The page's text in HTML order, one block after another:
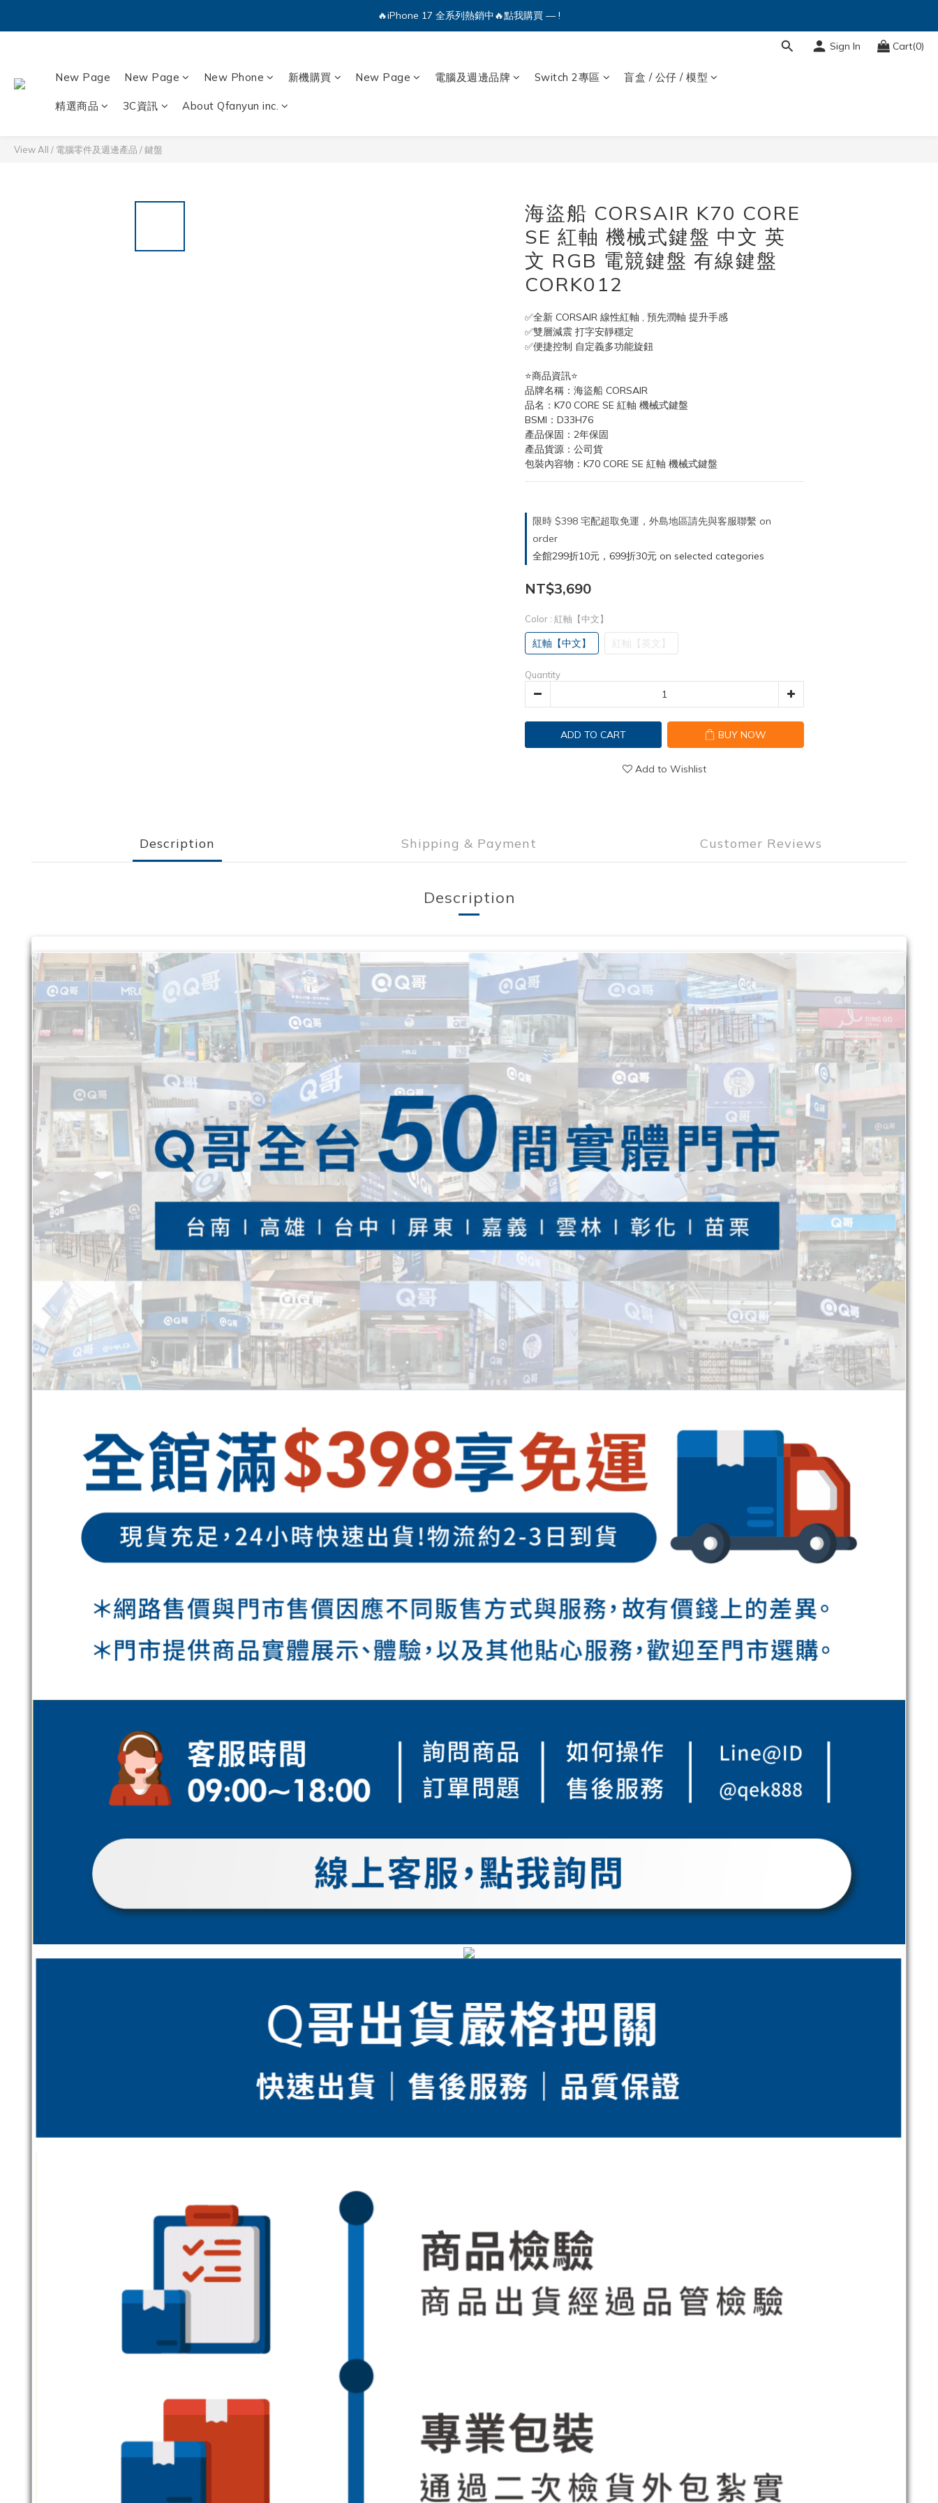
🔥iPhone 17 全系列熱銷中🔥點我購買 — !
🔥iPhone 17 全系列熱銷中🔥點我購買 — !
🔥iPhone 17 全系列熱銷中🔥點我購買 — !
Sign In Cart(0)
New Page New Page New Phone 新機購買 New Page 電腦及週邊品牌 Switch 2專區 盲盒 / 公仔 / 模型
精選商品 3C資訊 About Qfanyun inc.
View All / 電腦零件及週邊產品 /鍵盤
海盜船 CORSAIR K70 CORE
SE 紅軸 機械式鍵盤 中文 英
文 RGB 電競鍵盤 有線鍵盤
CORK012
✅全新 CORSAIR 線性紅軸 , 預先潤軸 提升手感
✅雙層減震 打字安靜穩定
✅便捷控制 自定義多功能旋鈕
⭐️商品資訊⭐️
品牌名稱：海盜船 CORSAIR
品名：K70 CORE SE 紅軸 機械式鍵盤
BSMI：D33H76
產品保固：2年保固
產品貨源：公司貨
包裝內容物：K70 CORE SE 紅軸 機械式鍵盤
限時 $398 宅配超取免運，外島地區請先與客服聯繫 on
order
全館299折10元，699折30元 on selected categories
NT$3,690
Color : 紅軸【中文】
紅軸【中文】 紅軸【英文】
Quantity
ADD TO CART BUY NOW
Add to Wishlist
Description Shipping & Payment Customer Reviews
Description